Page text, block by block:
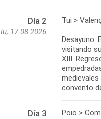
Día 2
lu, 17.08.2026
Tui >
Desayuno.
visitando
XIII.
convento
Día 3 Poio >